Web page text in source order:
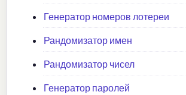
Генератор номеров лотереи
Рандомизатор имен
Рандомизатор чисел
Генератор паролей